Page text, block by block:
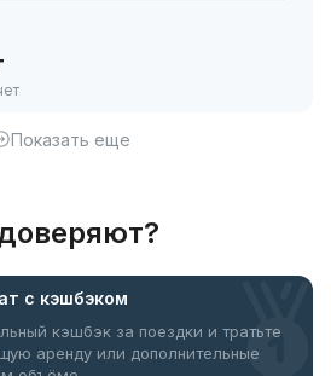
Показать еще
с кэшбэком
кэшбэк за поездки и тратьте
аренду или дополнительные